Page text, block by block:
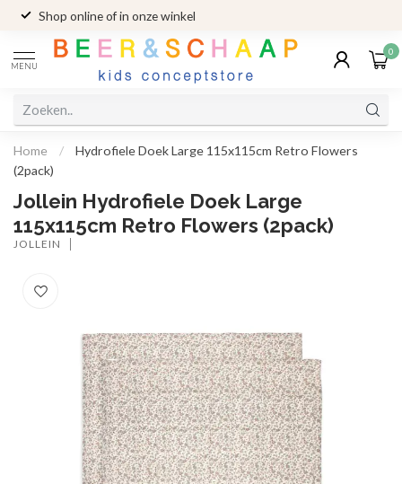
Shop online of in onze winkel
MENU
0
Home /
Hydrofiele Doek Large 115x115cm Retro Flowers
(2pack)
Jollein Hydrofiele Doek Large
115x115cm Retro Flowers (2pack)
JOLLEIN